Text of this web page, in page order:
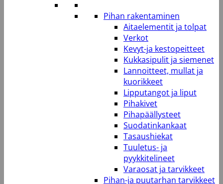
Pihan rakentaminen
Aitaelementit ja tolpat
Verkot
Kevyt-ja kestopeitteet
Kukkasipulit ja siemenet
Lannoitteet, mullat ja
kuorikkeet
Lipputangot ja liput
Pihakivet
Pihapäällysteet
Suodatinkankaat
Tasaushiekat
Tuuletus- ja
pyykkitelineet
Varaosat ja tarvikkeet
Pihan-ja puutarhan tarvikkeet